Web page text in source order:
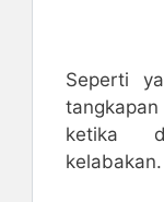
Seperti
ketika
kelabakan.